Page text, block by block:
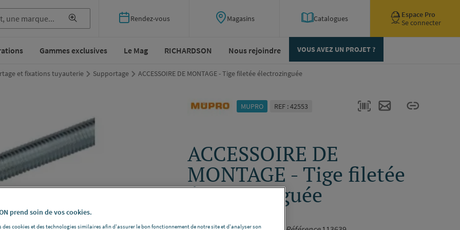
Rendez-vous Magasins Catalogues
Espace Pro
Se connecter
Gammes exclusives Le Mag RICHARDSON Nous rejoindre VOUS AVEZ UN PROJET ?
et fixations tuyauterie Supportage ACCESSOIRE DE MONTAGE - Tige filetée électrozinguée
MUPRO REF : 42553
ACCESSOIRE DE
MONTAGE - Tige filetée
électrozinguée
prend soin de vos cookies.
des cookies et des technologies similaires afin d'assurer le bon fonctionnement de notre site et d'analyser son